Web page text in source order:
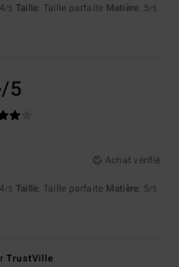
/5 Taille: Taille parfaite Matière: 5/5
/5
Achat vérifié
/5 Taille: Taille parfaite Matière: 5/5
TrustVille